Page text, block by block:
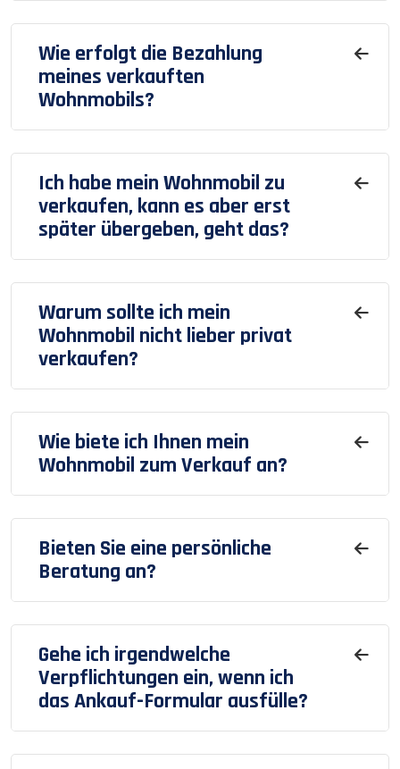
Wie erfolgt die Bezahlung
meines verkauften
Wohnmobils?
Ich habe mein Wohnmobil zu
verkaufen, kann es aber erst
später übergeben, geht das?
Warum sollte ich mein
Wohnmobil nicht lieber privat
verkaufen?
Wie biete ich Ihnen mein
Wohnmobil zum Verkauf an?
Bieten Sie eine persönliche
Beratung an?
Gehe ich irgendwelche
Verpflichtungen ein, wenn ich
das Ankauf-Formular ausfülle?